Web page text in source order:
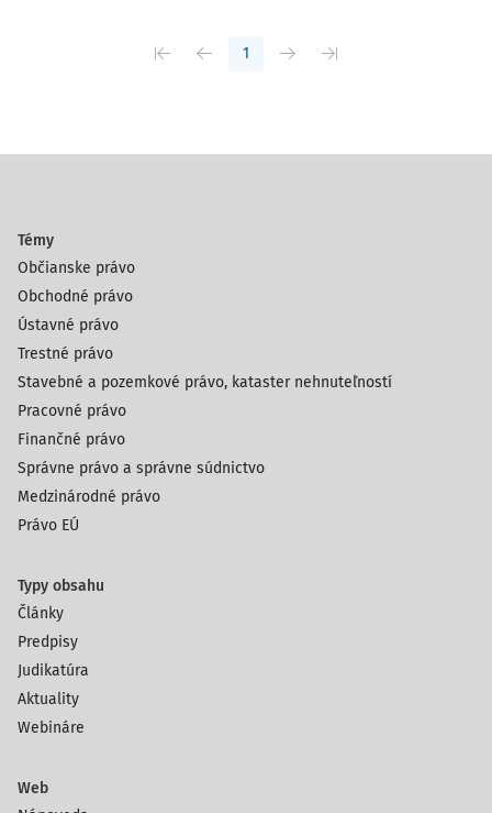
1
Témy
Občianske právo
Obchodné právo
Ústavné právo
Trestné právo
Stavebné a pozemkové právo, kataster nehnuteľností
Pracovné právo
Finančné právo
Správne právo a správne súdnictvo
Medzinárodné právo
Právo EÚ
Typy obsahu
Články
Predpisy
Judikatúra
Aktuality
Webináre
Web